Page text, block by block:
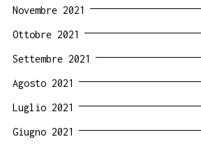
Novembre 2021
Ottobre 2021
Settembre 2021
Agosto 2021
Luglio 2021
Giugno 2021